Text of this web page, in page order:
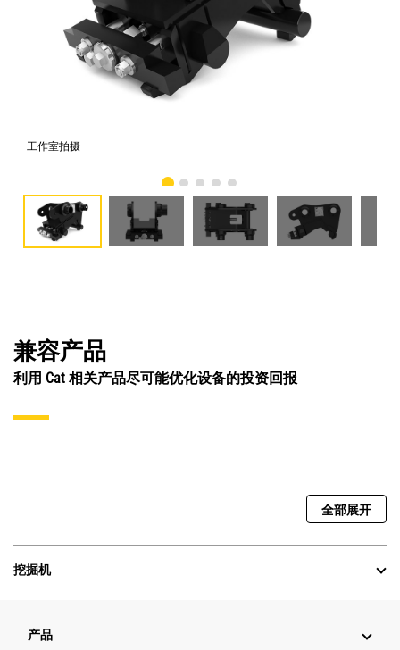
工作室拍摄
兼容产品
利用 Cat 相关产品尽可能优化设备的投资回报
全部展开
挖掘机
产品